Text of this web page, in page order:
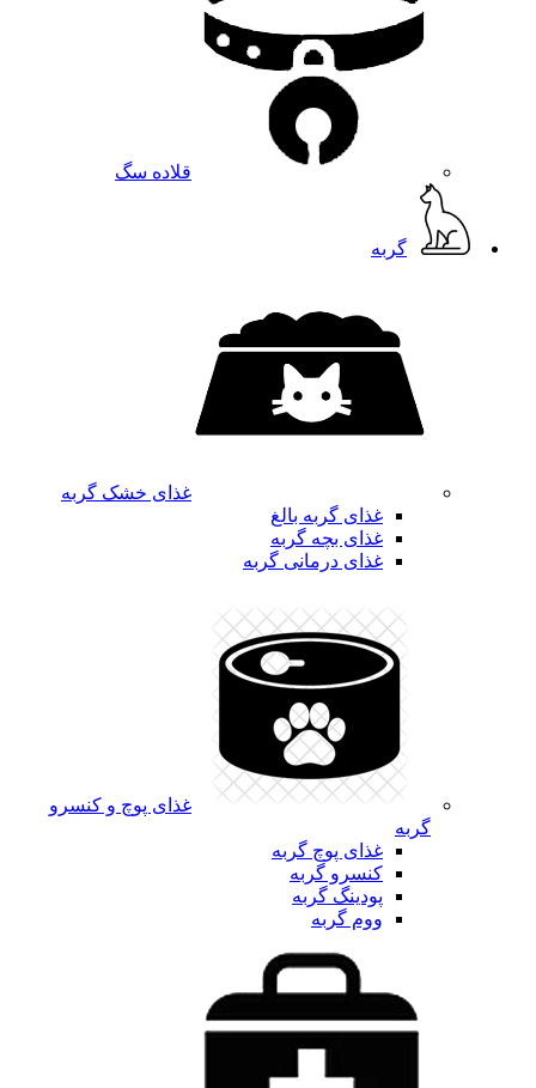
قلاده سگ
گربه
غذای خشک گربه
غذای گربه بالغ
غذای بچه گربه
غذای درمانی گربه
غذای پوچ و کنسرو
گربه
غذای پوچ گربه
کنسرو گربه
پودینگ گربه
ووم گربه